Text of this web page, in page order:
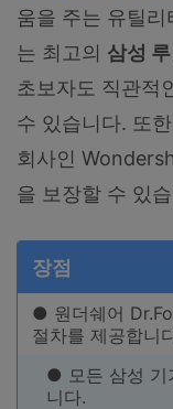
움을 주는 유틸
는 최고의 삼성
초보자도 직관적
수 있습니다. 또
회사인
을 보장할 수 있
장점
● 원더쉐어
절차를 제공합니
● 모든 삼성 기
니다.